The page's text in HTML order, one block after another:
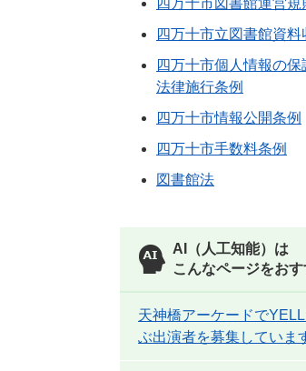
四万十市図書館運営規
四万十市立図書館資料
四万十市個人情報の保
法律施行条例
四万十市情報公開条例
四万十市手数料条例
図書館法
AI（人工知能）は
こんなページをお
天神橋アーケードで
ぶ出演者を募集していま